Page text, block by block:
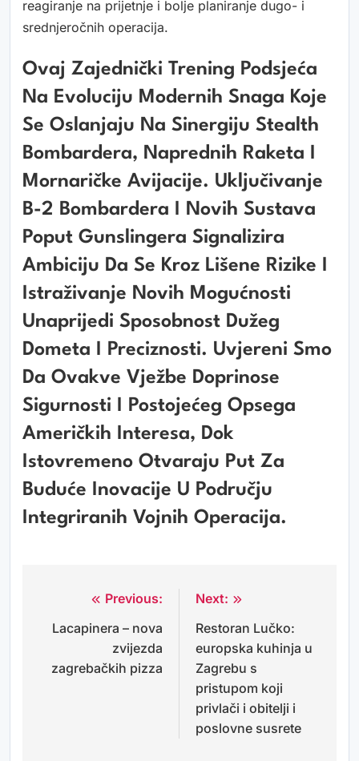
reagiranje na prijetnje i bolje planiranje dugo- i
srednjeročnih operacija.
Ovaj Zajednički Trening Podsjeća
Na Evoluciju Modernih Snaga Koje
Se Oslanjaju Na Sinergiju Stealth
Bombardera, Naprednih Raketa I
Mornaričke Avijacije. Uključivanje
B-2 Bombardera I Novih Sustava
Poput Gunslingera Signalizira
Ambiciju Da Se Kroz Lišene Rizike I
Istraživanje Novih Mogućnosti
Unaprijedi Sposobnost Dužeg
Dometa I Preciznosti. Uvjereni Smo
Da Ovakve Vježbe Doprinose
Sigurnosti I Postojećeg Opsega
Američkih Interesa, Dok
Istovremeno Otvaraju Put Za
Buduće Inovacije U Području
Integriranih Vojnih Operacija.
Navigacija
objava
Previous:
Lacapinera – nova
zvijezda
zagrebačkih pizza
Next:
Restoran Lučko:
europska kuhinja u
Zagrebu s
pristupom koji
privlači i obitelji i
poslovne susrete